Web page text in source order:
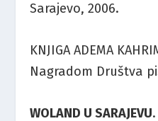
Sarajevo, 2006.
KNJIGA ADEMA
Nagradom Društva
WOLAND U SARAJEVU